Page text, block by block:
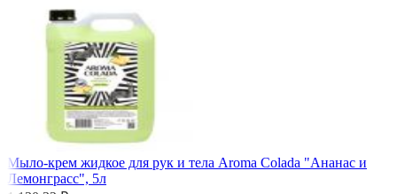
Мыло-крем жидкое для рук и тела Aroma Colada "Ананас и
Лемонграсс", 5л